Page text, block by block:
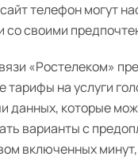
телефон могут
со своими
«Ростелеком»
тарифы на услуги
данных, которые
варианты с
включенных